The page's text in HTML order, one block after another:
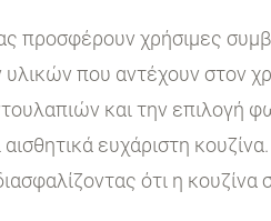
προσφέρουν χρήσιμες
που αντέχουν στον
και την επιλογή
αισθητικά ευχάριστη
ότι η